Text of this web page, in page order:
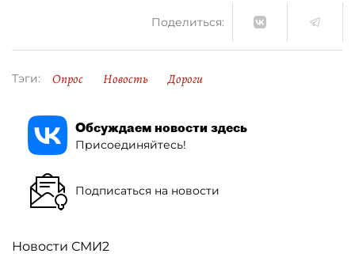
Поделиться:
Тэги: Опрос Новость Дороги
Обсуждаем новости здесь
Присоединяйтесь!
Подписаться на новости
Новости СМИ2